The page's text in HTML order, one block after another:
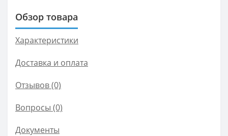
Обзор товара
Характеристики
Доставка и оплата
Отзывов (0)
Вопросы (0)
Документы